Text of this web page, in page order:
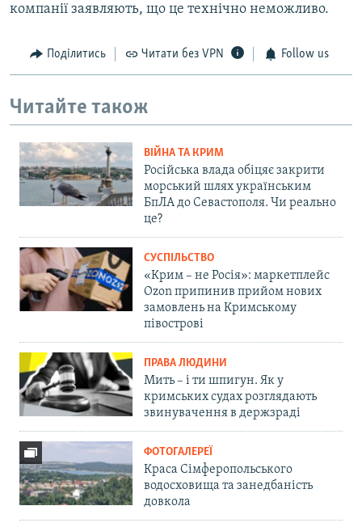
компанії заявляють, що це технічно неможливо.
Поділитись Читати без VPN Follow us
Читайте також
ВІЙНА ТА КРИМ
Російська влада обіцяє закрити
морський шлях українським
БпЛА до Севастополя. Чи реально
це?
СУСПІЛЬСТВО
«Крим – не Росія»: маркетплейс
Ozon припинив прийом нових
замовлень на Кримському
півострові
ПРАВА ЛЮДИНИ
Мить – і ти шпигун. Як у
кримських судах розглядають
звинувачення в держзраді
ФОТОГАЛЕРЕЇ
Краса Сімферопольського
водосховища та занедбаність
довкола